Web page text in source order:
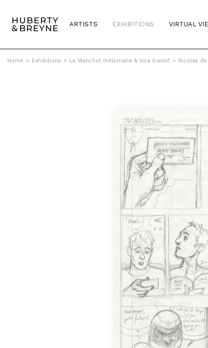
ARTISTS EXHIBITIONS VIRTUAL
Home > Exhibitions > Le Manchot mélomane & Visa transit > Nicolas